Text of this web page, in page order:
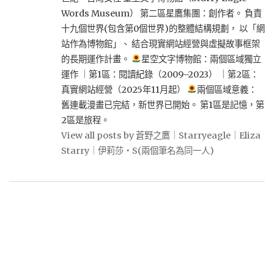
Words Museum） 第二區星鷹集團：創作者。 負責
十九個世界(包含第0個世界)的整體結構規劃， 以「網
站作為博物館」、 結合現實網站經營與虛擬故事框架
的長期運作計畫。
星空文字博物館：兩個區域獨立
運作 ｜第1區：閱讀紀錄（2009–2023） ｜第2區：
真實網站經營（2025年11月起）
兩個區域意義：
舊連載漫畫已完結，新世界已開始。 第1區是記憶，第
2區是旅程。
View all posts by 蒼野之鷹｜Starryeagle｜Eliza
Starry｜伊莉莎・S(兩個筆名為同一人)